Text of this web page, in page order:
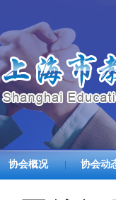
协会概况 | 协会动